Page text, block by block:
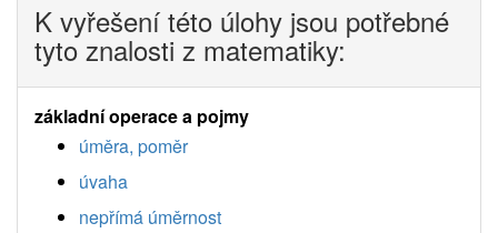
K vyřešení této úlohy jsou potřebné
tyto znalosti z matematiky:
základní operace a pojmy
úměra, poměr
úvaha
nepřímá úměrnost